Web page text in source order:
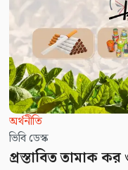
অর্থনীতি
ভিবি ডেস্ক
প্রস্তাবিত তামাক কর